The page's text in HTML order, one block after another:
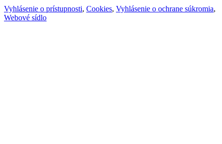
Vyhlásenie o prístupnosti, Cookies, Vyhlásenie o ochrane súkromia,
Webové sídlo